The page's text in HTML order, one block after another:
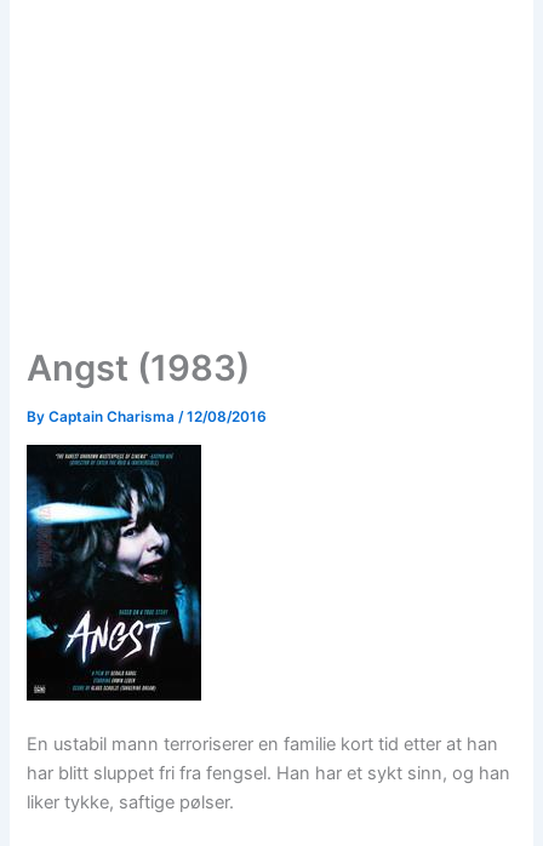
Angst (1983)
ByCaptain Charisma /12/08/2016
En ustabil mann terroriserer en familie kort tid etter at han
har blitt sluppet fri fra fengsel. Han har et sykt sinn, og han
liker tykke, saftige pølser.